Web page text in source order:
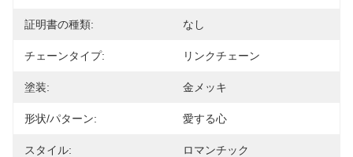
証明書の種類: なし
チェーンタイプ: リンクチェーン
塗装: 金メッキ
形状/パターン: 愛する心
スタイル: ロマンチック